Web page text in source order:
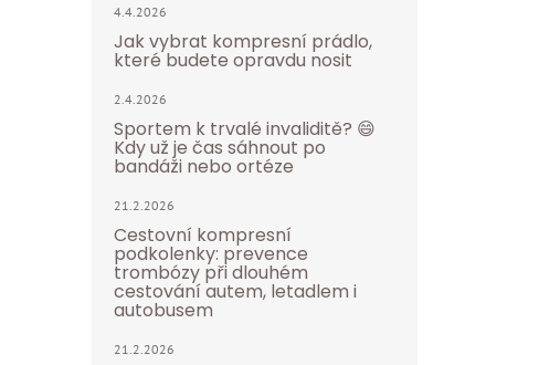
4.4.2026
Jak vybrat kompresní prádlo,
které budete opravdu nosit
2.4.2026
Sportem k trvalé invaliditě? 😄
Kdy už je čas sáhnout po
bandáži nebo ortéze
21.2.2026
Cestovní kompresní
podkolenky: prevence
trombózy při dlouhém
cestování autem, letadlem i
autobusem
21.2.2026